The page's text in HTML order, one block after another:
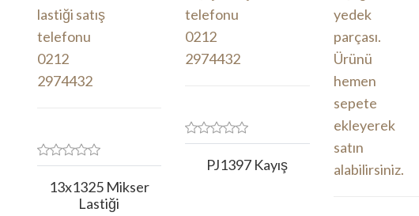
13x1325 Mikser
Lastiği
PJ1397 Kayış